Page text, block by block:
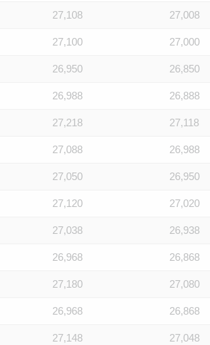
27,108 27,008
27,100 27,000
26,950 26,850
26,988 26,888
27,218 27,118
27,088 26,988
27,050 26,950
27,120 27,020
27,038 26,938
26,968 26,868
27,180 27,080
26,968 26,868
27,148 27,048